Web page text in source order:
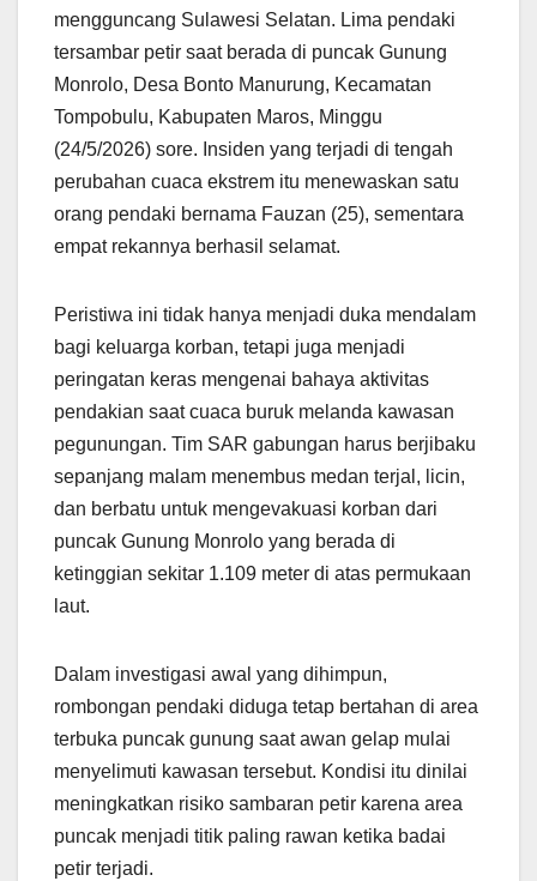
mengguncang Sulawesi Selatan. Lima pendaki
tersambar petir saat berada di puncak Gunung
Monrolo, Desa Bonto Manurung, Kecamatan
Tompobulu, Kabupaten Maros, Minggu
(24/5/2026) sore. Insiden yang terjadi di tengah
perubahan cuaca ekstrem itu menewaskan satu
orang pendaki bernama Fauzan (25), sementara
empat rekannya berhasil selamat.
Peristiwa ini tidak hanya menjadi duka mendalam
bagi keluarga korban, tetapi juga menjadi
peringatan keras mengenai bahaya aktivitas
pendakian saat cuaca buruk melanda kawasan
pegunungan. Tim SAR gabungan harus berjibaku
sepanjang malam menembus medan terjal, licin,
dan berbatu untuk mengevakuasi korban dari
puncak Gunung Monrolo yang berada di
ketinggian sekitar 1.109 meter di atas permukaan
laut.
Dalam investigasi awal yang dihimpun,
rombongan pendaki diduga tetap bertahan di area
terbuka puncak gunung saat awan gelap mulai
menyelimuti kawasan tersebut. Kondisi itu dinilai
meningkatkan risiko sambaran petir karena area
puncak menjadi titik paling rawan ketika badai
petir terjadi.